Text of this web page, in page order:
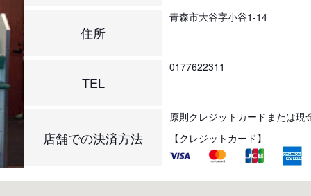
住所
青森市大谷字小谷1-14
TEL
0177622311
店舗での決済方法
原則クレジットカードまたは現
【クレジットカード】